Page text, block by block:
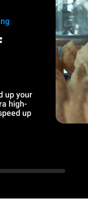
up your
high-
up